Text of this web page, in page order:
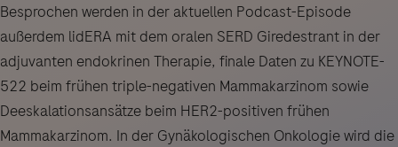
Besprochen werden in der aktuellen Podcast-Episode
außerdem lidERA mit dem oralen SERD Giredestrant in der
adjuvanten endokrinen Therapie, finale Daten zu KEYNOTE-
522 beim frühen triple-negativen Mammakarzinom sowie
Deeskalationsansätze beim HER2-positiven frühen
Mammakarzinom. In der Gynäkologischen Onkologie wird die